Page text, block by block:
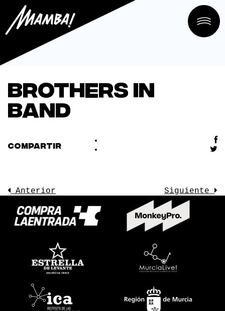
CONOCE
LA SALA
EVENTOS
CONSÍGUELA
PULSERA
CONTACTO
bROTHERS iN
bAND
COMPARTIR
Anterior Siguiente